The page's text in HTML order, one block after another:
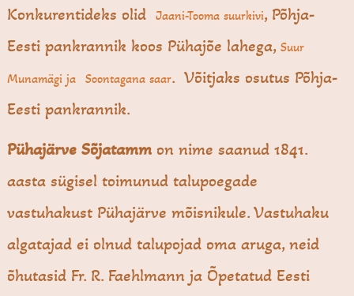
Konkurentideks olidJaani-Tooma suurkivi, Põhja-
Eesti pankrannik koos Pühajõe lahega,Suur
Munamägi ja Soontagana saar. Võitjaks osutus Põhja-
Eesti pankrannik.
Pühajärve Sõjatamm on nime saanud 1841.
aasta sügisel toimunud talupoegade
vastuhakust Pühajärve mõisnikule. Vastuhaku
algatajad ei olnud talupojad oma aruga, neid
õhutasid Fr. R. Faehlmann ja Õpetatud Eesti